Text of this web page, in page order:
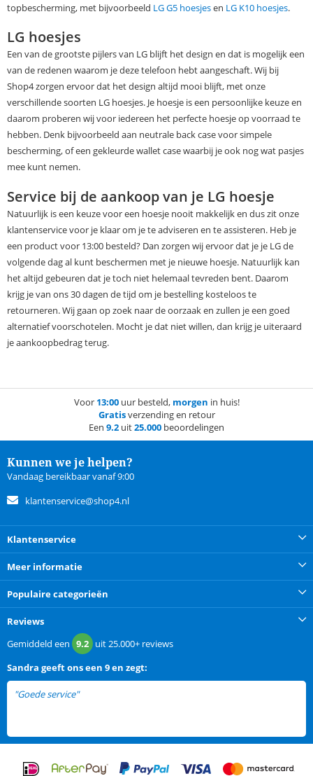
topbescherming, met bijvoorbeeld LG G5 hoesjesen LG K10 hoesjes.
LG hoesjes
Een van de grootste pijlers van LG blijft het design en dat is mogelijk een
van de redenen waarom je deze telefoon hebt aangeschaft. Wij bij
Shop4 zorgen ervoor dat het design altijd mooi blijft, met onze
verschillende soorten LG hoesjes. Je hoesje is een persoonlijke keuze en
daarom proberen wij voor iedereen het perfecte hoesje op voorraad te
hebben. Denk bijvoorbeeld aan neutrale back case voor simpele
bescherming, of een gekleurde wallet case waarbij je ook nog wat pasjes
mee kunt nemen.
Service bij de aankoop van je LG hoesje
Natuurlijk is een keuze voor een hoesje nooit makkelijk en dus zit onze
klantenservice voor je klaar om je te adviseren en te assisteren. Heb je
een product voor 13:00 besteld? Dan zorgen wij ervoor dat je je LG de
volgende dag al kunt beschermen met je nieuwe hoesje. Natuurlijk kan
het altijd gebeuren dat je toch niet helemaal tevreden bent. Daarom
krijg je van ons 30 dagen de tijd om je bestelling kosteloos te
retourneren. Wij gaan op zoek naar de oorzaak en zullen je een goed
alternatief voorschotelen. Mocht je dat niet willen, dan krijg je uiteraard
je aankoopbedrag terug.
Voor 13:00uur besteld, morgen in huis!
Gratisverzending en retour
Een 9.2 uit25.000 beoordelingen
Kunnen we je helpen?
Vandaag bereikbaar vanaf 9:00
klantenservice@shop4.nl
Klantenservice
Meer informatie
Populaire categorieën
Reviews
Gemiddeld een 9.2 uit25.000+ reviews
Sandra geeft ons een 9 en zegt:
"Goede service"